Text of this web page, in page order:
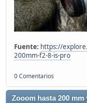
Fuente: https://
200mm-f2-8-is-pro
0 Comentarios
Zooom hasta 200